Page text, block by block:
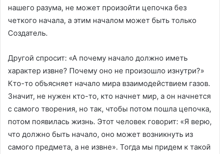
нашего разума, не может произойти цепочка без
четкого начала, а этим началом может быть только
Создатель.
Другой спросит: «А почему начало должно иметь
характер извне? Почему оно не произошло изнутри?»
Кто-то объясняет начало мира взаимодействием газов.
Значит, не нужен кто-то, кто начнет мир, а он начнется
с самого творения, но так, чтобы потом пошла цепочка,
потом появилась жизнь. Этот человек говорит: «Я верю,
что должно быть начало, оно может возникнуть из
самого предмета, а не извне». Тогда мы придем к такой